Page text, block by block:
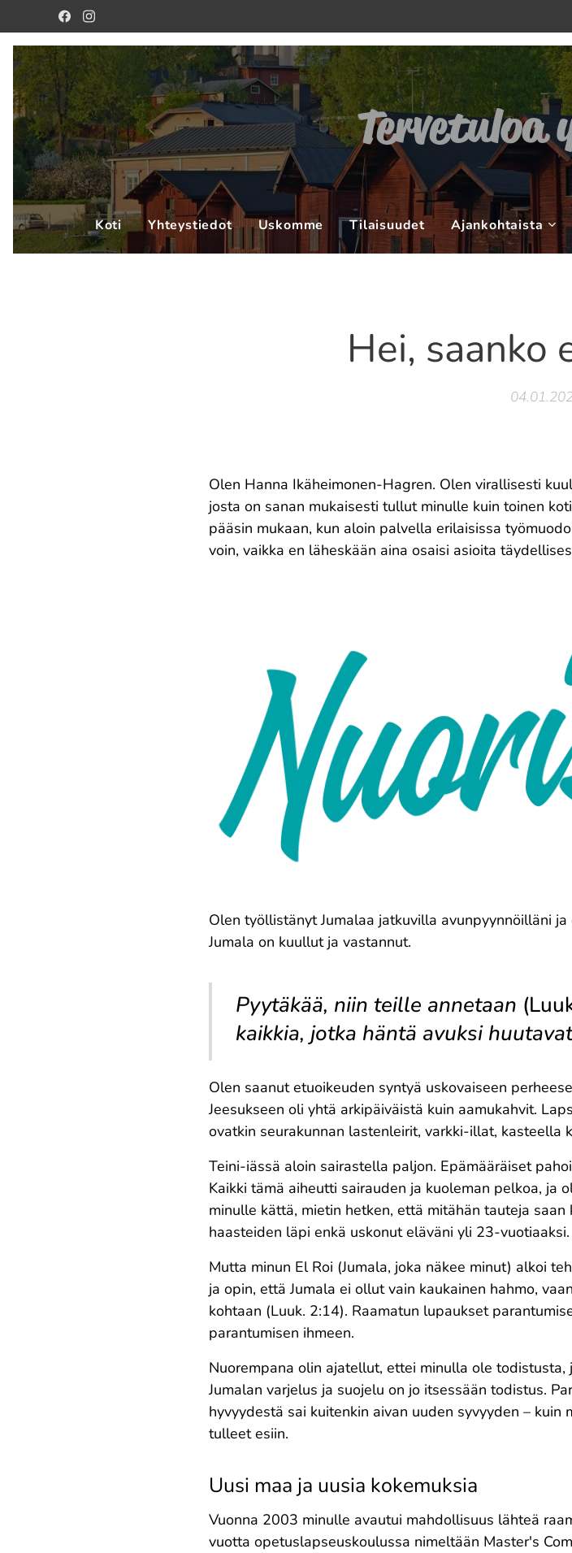
Tervetuloa
Koti Yhteystiedot Uskomme Tilaisuudet Ajankohtaista
Hei, saanko
Olen Hanna Ikäheimonen-Hagren. Olen virallisesti
josta on sanan mukaisesti tullut minulle kuin toinen
pääsin mukaan, kun aloin palvella erilaisissa
voin, vaikka en läheskään aina osaisi asioita
Olen työllistänyt Jumalaa jatkuvilla avunpyynnöilläni
Jumala on kuullut ja vastannut.
Pyytäkää, niin teille annetaan
kaikkia, jotka häntä avuksi huutavat
Olen saanut etuoikeuden syntyä uskovaiseen
Jeesukseen oli yhtä arkipäiväistä kuin aamukahvit.
ovatkin seurakunnan lastenleirit, varkki-illat, kasteella
Teini-iässä aloin sairastella paljon. Epämääräiset
Kaikki tämä aiheutti sairauden ja kuoleman pelkoa, ja
minulle kättä, mietin hetken, että mitähän tauteja
haasteiden läpi enkä uskonut eläväni yli 23-
Mutta minun El Roi (Jumala, joka näkee minut) alkoi
ja opin, että Jumala ei ollut vain kaukainen hahmo,
kohtaan (Luuk. 2:14). Raamatun lupaukset
parantumisen ihmeen.
Nuorempana olin ajatellut, ettei minulla ole todistusta,
Jumalan varjelus ja suojelu on jo itsessään todistus.
hyvyydestä sai kuitenkin aivan uuden syvyyden –
tulleet esiin.
Uusi maa ja uusia kokemuksia
Vuonna 2003 minulle avautui mahdollisuus lähteä
vuotta opetuslapseuskoulussa nimeltään Master's